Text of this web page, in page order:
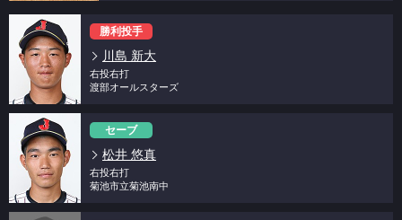
勝利投手
川島 新大
右投右打
渡部オールスターズ
セーブ
松井 悠真
右投右打
菊池市立菊池南中